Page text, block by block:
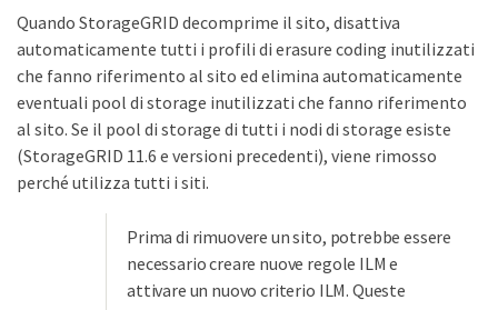
Quando StorageGRID decomprime il sito, disattiva
automaticamente tutti i profili di erasure coding inutilizzati
che fanno riferimento al sito ed elimina automaticamente
eventuali pool di storage inutilizzati che fanno riferimento
al sito. Se il pool di storage di tutti i nodi di storage esiste
(StorageGRID 11.6 e versioni precedenti), viene rimosso
perché utilizza tutti i siti.
Prima di rimuovere un sito, potrebbe essere
necessario creare nuove regole ILM e
attivare un nuovo criterio ILM. Queste